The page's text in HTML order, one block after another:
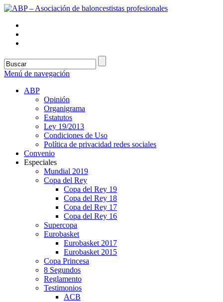
Menú de navegación
ABP
Opinión
Organigrama
Estatutos
Ley 19/2013
Condiciones de Uso
Política de privacidad redes sociales
Convenio
Especiales
Mundial 2019
Copa del Rey
Copa del Rey 19
Copa del Rey 18
Copa del Rey 17
Copa del Rey 16
Supercopa
Eurobasket
Eurobasket 2017
Eurobasket 2015
Copa Princesa
8 Segundos
Reglamento
Testimonios
ACB